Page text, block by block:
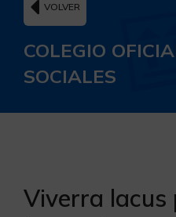
VOLVER
COLEGIO
SOCIALES
Viverra lacus